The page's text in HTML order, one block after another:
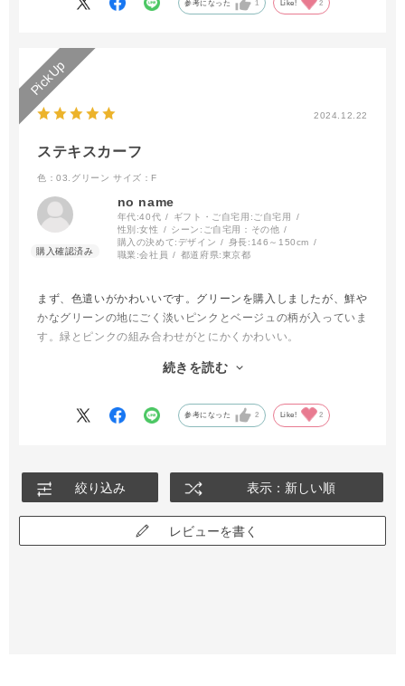
参考になった 1 Like! 2
2024.12.22
ステキスカーフ
色：03.グリーン サイズ：F
no name
年代:40代 ギフト・ご自宅用: ご自宅用
性別:女性 シーン: ご自宅用：その他
購入の決めて: デザイン 身長: 146～150cm
職業:会社員 都道府県:東京都
まず、色遣いがかわいいです。グリーンを購入しましたが、鮮や
かなグリーンの地にごく淡いピンクとベージュの柄が入っていま
す。緑とピンクの組み合わせがとにかくかわいい。
めに巻いたり、逆にビジネススーツが地味すぎる時に首元にアク
シルクはしなやかで艶があり、縁がキレイな三つ巻仕上げになっ
ているのも高級感があって好きです。
続きを読む
参考になった 2 Like! 2
絞り込み 表示：新しい順
レビューを書く